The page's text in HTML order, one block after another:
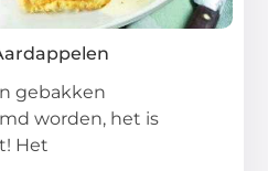
gebakken
worden, het is
Het